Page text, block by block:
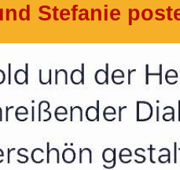
Stefanie